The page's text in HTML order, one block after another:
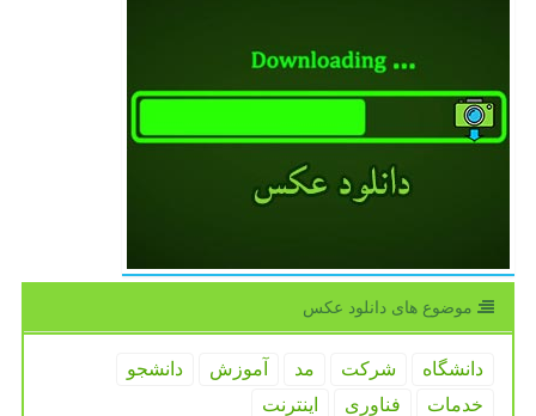
موضوع های دانلود عكس
دانشگاه شركت مد آموزش
دانشجو
خدمات
فناوری اینترنت